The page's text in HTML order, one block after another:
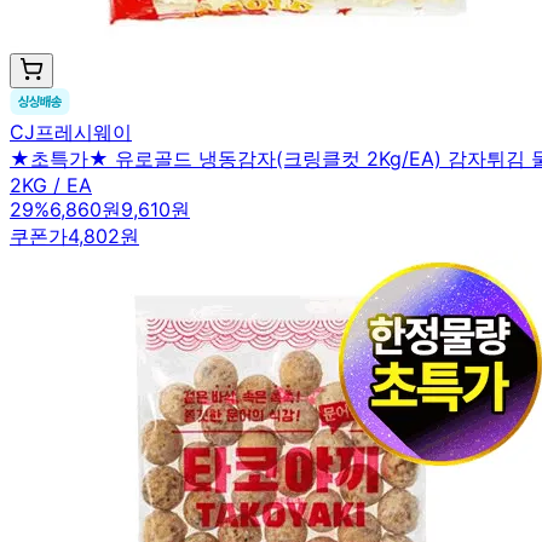
CJ프레시웨이
★초특가★ 유로골드 냉동감자(크링클컷 2Kg/EA) 감자튀김
2KG / EA
29%6,860원9,610원
쿠폰가4,802원